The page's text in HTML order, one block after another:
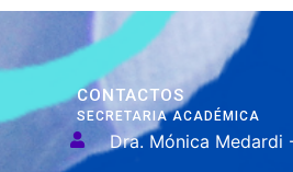
CONTACTOS
SECRETARIA ACADÉMICA
Dra. Mónica Medardi